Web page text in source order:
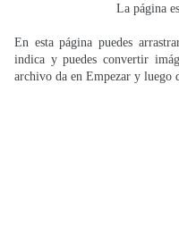
La página
En esta página puedes
indica y puedes convertir
archivo da en Empezar y luego